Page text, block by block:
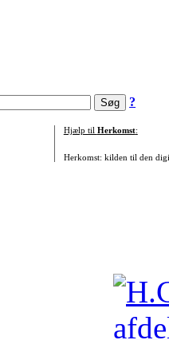
?
Hjælp til Herkomst:
Herkomst: kilden til den